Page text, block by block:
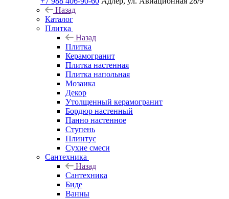
Назад
Каталог
Плитка
Назад
Плитка
Керамогранит
Плитка настенная
Плитка напольная
Мозаика
Декор
Утолщенный керамогранит
Бордюр настенный
Панно настенное
Ступень
Плинтус
Сухие смеси
Сантехника
Назад
Сантехника
Биде
Ванны